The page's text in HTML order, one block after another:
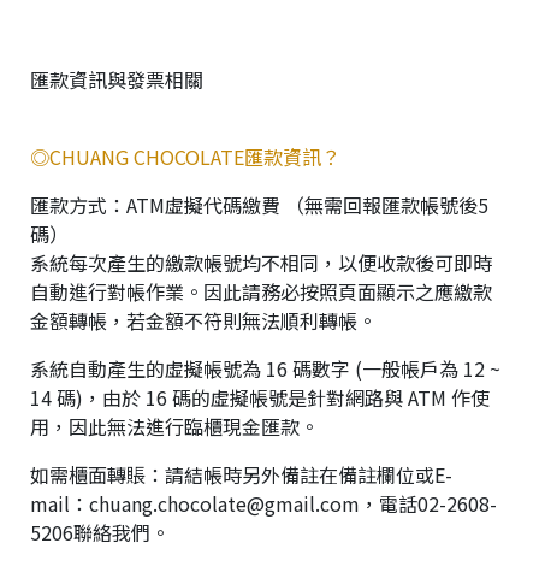
匯款資訊與發票相關
◎CHUANG CHOCOLATE匯款資訊？
匯款方式：ATM虛擬代碼繳費 （無需回報匯款帳號後5
碼）
系統每次產生的繳款帳號均不相同，以便收款後可即時
自動進行對帳作業。因此請務必按照頁面顯示之應繳款
金額轉帳，若金額不符則無法順利轉帳。
系統自動產生的虛擬帳號為 16 碼數字 (一般帳戶為 12 ~
14 碼)，由於 16 碼的虛擬帳號是針對網路與 ATM 作使
用，因此無法進行臨櫃現金匯款。
如需櫃面轉賬：請結帳時另外備註在備註欄位或E-
mail：chuang.chocolate@gmail.com，電話02-2608-
5206聯絡我們。